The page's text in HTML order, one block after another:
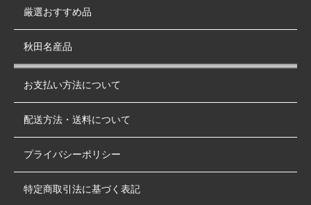
厳選おすすめ品
秋田名産品
お支払い方法について
配送方法・送料について
プライバシーポリシー
特定商取引法に基づく表記